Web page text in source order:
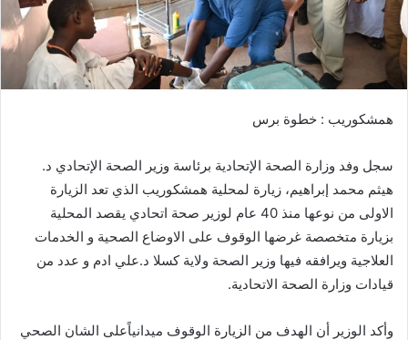
إ
ل
ك
ت
و
ي
همشكوريب : خطوة برس
سجل وفد وزارة الصحة الإتحادية برئاسة وزير الصحة الإتحادي د.
هيثم محمد إبراهيم، زيارة لمحلية همشكوريب الذي تعد الزيارة
الاولى من نوعها منذ 40 عام لوزير صحة اتحادي يقصد المحلية
بزيارة متخصصة غرضها الوقوف على الاوضاع الصحية و الخدمات
العلاجية ويرافقه فيها وزير الصحة ولاية كسلا د.علي ادم و عدد من
قيادات وزارة الصحة الاتحادية.
وأكد الوزير أن الهدف من الزيارة الوقوف ميدانياًعلى الشان الصحي